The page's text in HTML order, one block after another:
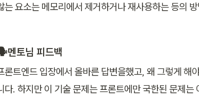
는 요소는 메모리에서 제거하거나 재사용하는 등의
토님 피드백
론트엔드 입장에서 올바른 답변을했고, 왜 그렇게 해
다. 하지만 이 기술 문제는 프론트에만 국한된 문제는